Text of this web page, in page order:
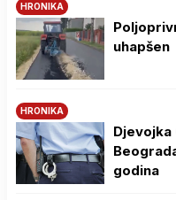
HRONIKA
uhapšen
HRONIKA
Djevojka
godina